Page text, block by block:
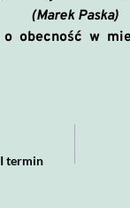
(Marek Paska)
obecność w
termin